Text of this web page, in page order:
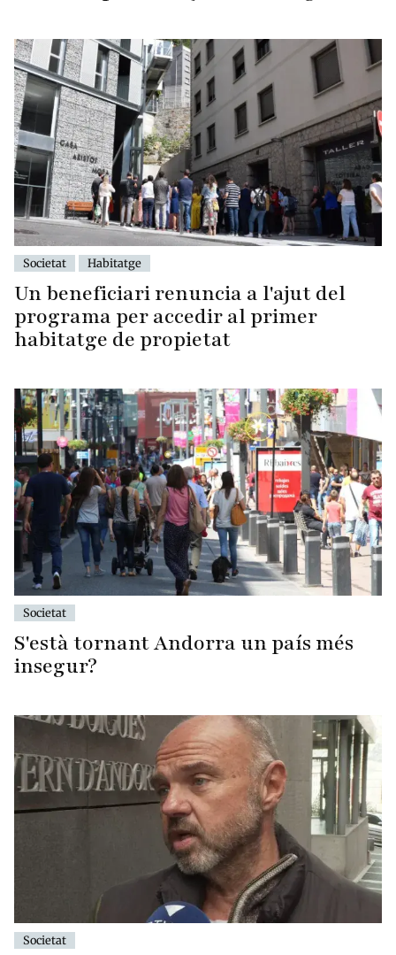
Societat Habitatge
Un beneficiari renuncia a l'ajut del
programa per accedir al primer
habitatge de propietat
Societat
S'està tornant Andorra un país més
insegur?
Societat